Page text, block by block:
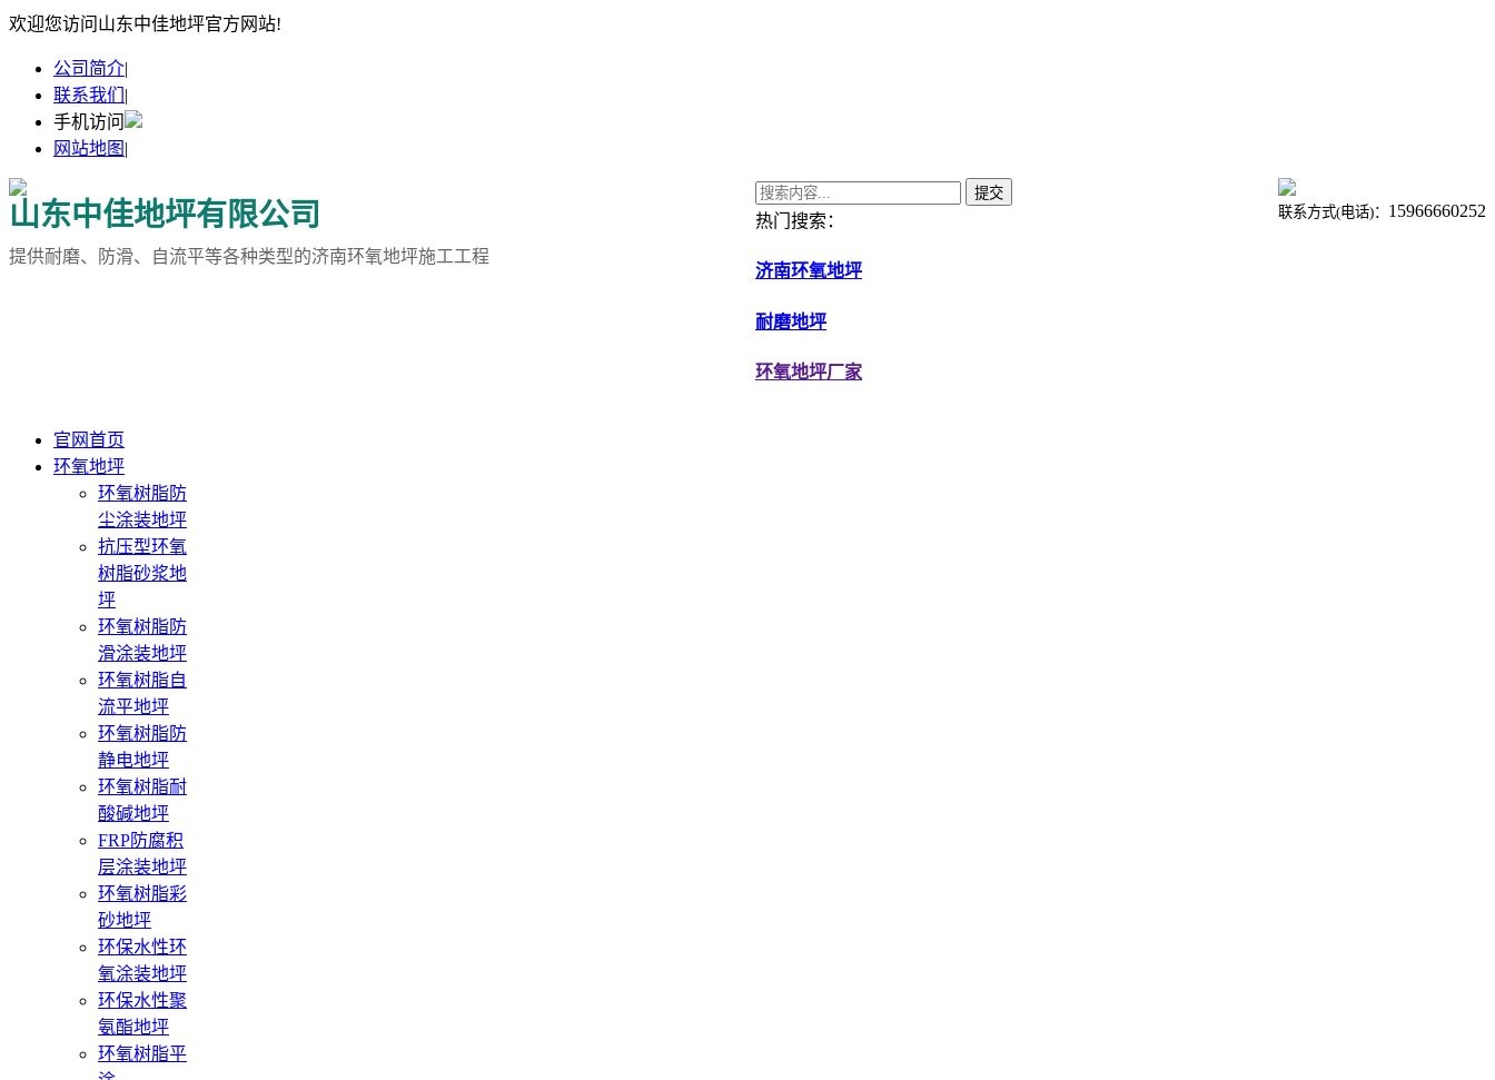
欢迎您访问山东中佳地坪官方网站!
公司简介|
联系我们 |
手机访问
网站地图 |
山东中佳地坪有限公司
提供耐磨、防滑、自流平等各种类型的济南环氧地坪施工工程
热门搜索：
济南环氧地坪
耐磨地坪
环氧地坪厂家
联系方式(电话)： 15966660252
官网首页
环氧地坪
环氧树脂防
尘涂装地坪
抗压型环氧
树脂砂浆地
坪
环氧树脂防
滑涂装地坪
环氧树脂自
流平地坪
环氧树脂防
静电地坪
环氧树脂耐
酸碱地坪
FRP防腐积
层涂装地坪
环氧树脂彩
砂地坪
环保水性环
氧涂装地坪
环保水性聚
氨酯地坪
环氧树脂平